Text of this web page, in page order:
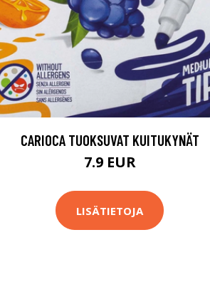
CARIOCA TUOKSUVAT KUITUKYNÄT
7.9 EUR
LISÄTIETOJA